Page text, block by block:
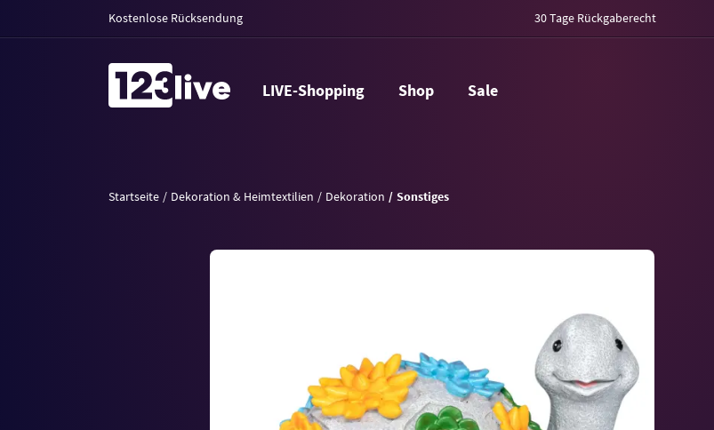
Kostenlose Rücksendung 30 Tage Rückgaberecht
LIVE-Shopping Shop Sale
Startseite Dekoration & Heimtextilien Dekoration Sonstiges